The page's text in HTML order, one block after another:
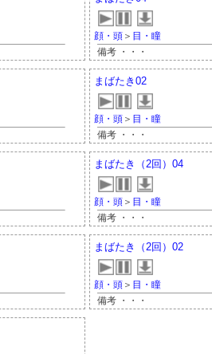
顔・頭＞ 目・瞳
備考 ・・・
まばたき02
顔・頭＞ 目・瞳
備考 ・・・
まばたき（2回）04
顔・頭＞ 目・瞳
備考 ・・・
まばたき（2回）02
顔・頭＞ 目・瞳
備考 ・・・